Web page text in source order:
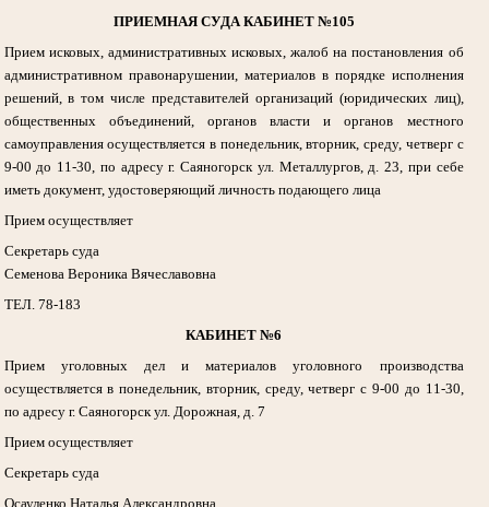
ПРИЕМНАЯ СУДА КАБИНЕТ №105
Прием исковых, административных исковых, жалоб на постановления об
административном правонарушении, материалов в порядке исполнения
решений, в том числе представителей организаций (юридических лиц),
общественных объединений, органов власти и органов местного
самоуправления осуществляется в понедельник, вторник, среду, четверг с
9-00 до 11-30, по адресу г. Саяногорск ул. Металлургов, д. 23, при себе
иметь документ, удостоверяющий личность подающего лица
Прием осуществляет
Секретарь суда
Семенова Вероника Вячеславовна
ТЕЛ. 78-183
КАБИНЕТ №6
Прием уголовных дел и материалов уголовного производства
осуществляется в понедельник, вторник, среду, четверг с 9-00 до 11-30,
по адресу г. Саяногорск ул. Дорожная, д. 7
Прием осуществляет
Секретарь суда
Осауленко Наталья Александровна